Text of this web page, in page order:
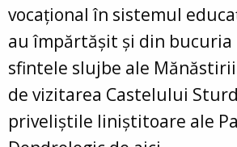
vocațional în sistemul
au împărtășit și din
sfintele slujbe ale
de vizitarea Castelului
priveliștile liniștitoare ale